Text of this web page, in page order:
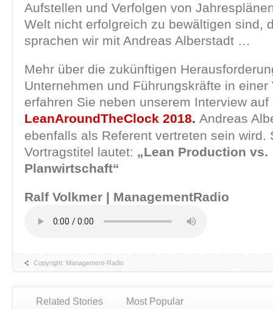
Aufstellen und Verfolgen von
Welt nicht erfolgreich zu bewältigen sind,
sprachen wir mit Andreas Alberstadt …
Mehr über die zukünftigen
Unternehmen und Führungskräfte in einer
erfahren Sie neben unserem Interview auf
LeanAroundTheClock 2018. Andreas
ebenfalls als Referent vertreten sein wird.
Vortragstitel lautet: „Lean Production vs.
Planwirtschaft“
Ralf Volkmer | ManagementRadio
Copyright: Management-Radio
Related Stories Most Popular